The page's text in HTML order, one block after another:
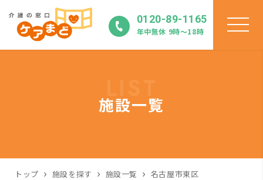
0120-89-1165
年中無休 9時〜18時
施設一覧
トップ 施設を探す 施設一覧 名古屋市東区